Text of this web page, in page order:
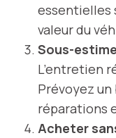
essentielles
valeur du
Sous-
L’entretien
Prévoyez
réparations
Acheter